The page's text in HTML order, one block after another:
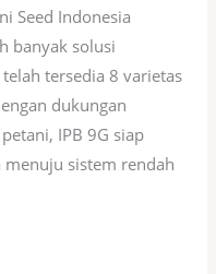
Seed Indonesia
banyak solusi
tersedia 8 varietas
dukungan
IPB 9G siap
sistem rendah